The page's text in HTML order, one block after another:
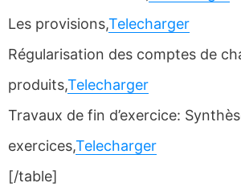
Les provisions,Telecharger
Régularisation des comptes de
produits,Telecharger
Travaux de fin d’exercice:
exercices,Telecharger
[/table]